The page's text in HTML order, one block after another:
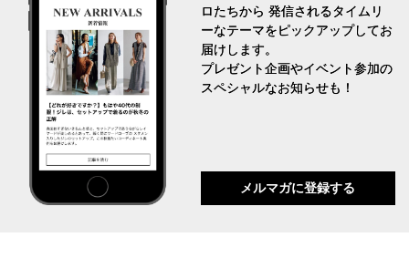
ロたちから 発信されるタイムリ
ーなテーマをピックアップしてお
届けします。
プレゼント企画やイベント参加の
スペシャルなお知らせも！
メルマガに登録する